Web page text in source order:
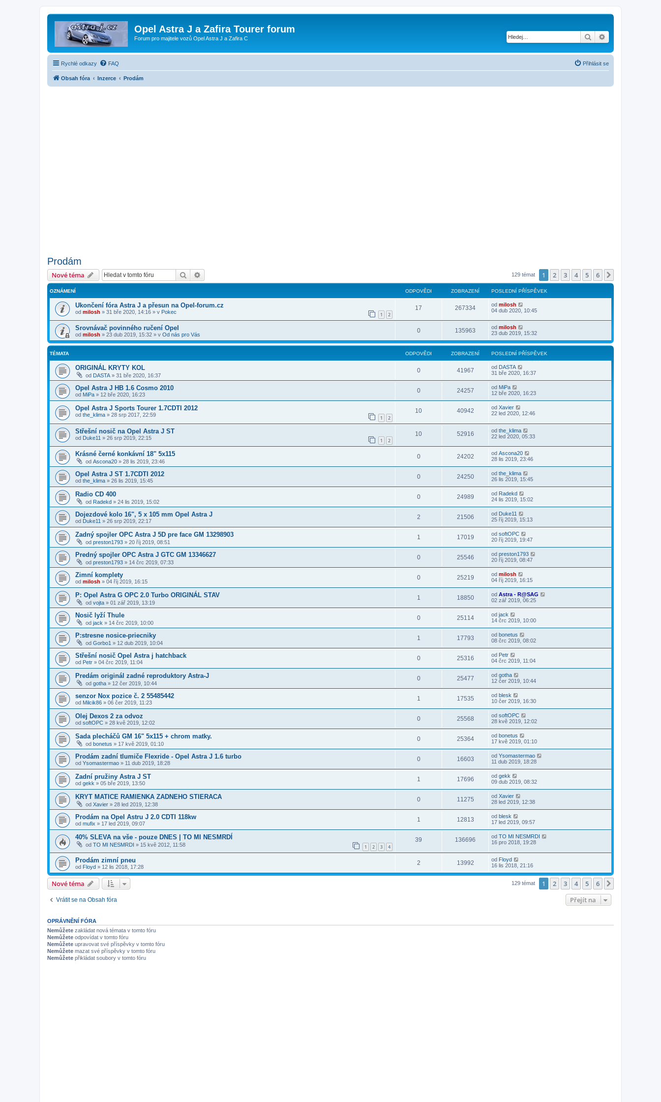
Opel Astra J a Zafira Tourer forum
Forum pro majitele vozů Opel Astra J a Zafira C Hledat
Rychlé odkazy FAQ Přihlásit se
Obsah fóra Inzerce Prodám
Prodám
Nové téma Hledat 129 témat 1 2 3 4 5 6
OZNÁMENÍ ODPOVĚDI ZOBRAZENÍ POSLEDNÍ PŘÍSPĚVEK
Ukončení fóra Astra J a přesun na Opel-forum.cz
od milosh » 31 bře 2020, 14:16 » v Pokec 1 2
17 267334 od milosh
04 dub 2020, 10:45
Srovnávač povinného ručení Opel
od milosh » 23 dub 2019, 15:32 » v Od nás pro Vás
0 135963 od milosh
23 dub 2019, 15:32
TÉMATA ODPOVĚDI ZOBRAZENÍ POSLEDNÍ PŘÍSPĚVEK
ORIGINÁL KRYTY KOL
od DASTA » 31 bře 2020, 16:37
0 41967 od DASTA
31 bře 2020, 16:37
Opel Astra J HB 1.6 Cosmo 2010
od MiPa » 12 bře 2020, 16:23
0 24257 od MiPa
12 bře 2020, 16:23
Opel Astra J Sports Tourer 1.7CDTI 2012
od the_klima » 28 srp 2017, 22:59 1 2
10 40942 od Xavier
22 led 2020, 12:46
Střešní nosič na Opel Astra J ST
od Duke11 » 26 srp 2019, 22:15 1 2
10 52916 od the_klima
22 led 2020, 05:33
Krásné černé konkávní 18" 5x115
od Ascona20 » 28 lis 2019, 23:46
0 24202 od Ascona20
28 lis 2019, 23:46
Opel Astra J ST 1.7CDTI 2012
od the_klima » 26 lis 2019, 15:45
0 24250 od the_klima
26 lis 2019, 15:45
Radio CD 400
od Radekd » 24 lis 2019, 15:02
0 24989 od Radekd
24 lis 2019, 15:02
Dojezdové kolo 16", 5 x 105 mm Opel Astra J
od Duke11 » 26 srp 2019, 22:17
2 21506 od Duke11
25 říj 2019, 15:13
Zadný spojler OPC Astra J 5D pre face GM 13298903
od preston1793 » 20 říj 2019, 08:51
1 17019 od softOPC
20 říj 2019, 19:47
Predný spojler OPC Astra J GTC GM 13346627
od preston1793 » 14 črc 2019, 07:33
0 25546 od preston1793
20 říj 2019, 08:47
Zimní komplety
od milosh » 04 říj 2019, 16:15
0 25219 od milosh
04 říj 2019, 16:15
P: Opel Astra G OPC 2.0 Turbo ORIGINÁL STAV
od vojta » 01 zář 2019, 13:19
1 18850 od Astra - R@SAG
02 zář 2019, 06:25
Nosič lyží Thule
od jack » 14 črc 2019, 10:00
0 25114 od jack
14 črc 2019, 10:00
P:stresne nosice-priecniky
od Gorbo1 » 12 dub 2019, 10:04
1 17793 od bonetus
08 črc 2019, 08:02
Střešní nosič Opel Astra j hatchback
od Petr » 04 črc 2019, 11:04
0 25316 od Petr
04 črc 2019, 11:04
Predám originál zadné reproduktory Astra-J
od gotha » 12 čer 2019, 10:44
0 25477 od gotha
12 čer 2019, 10:44
senzor Nox pozice č. 2 55485442
od Milcik86 » 06 čer 2019, 11:23
1 17535 od blesk
10 čer 2019, 16:30
Olej Dexos 2 za odvoz
od softOPC » 28 kvě 2019, 12:02
0 25568 od softOPC
28 kvě 2019, 12:02
Sada plecháčů GM 16" 5x115 + chrom matky.
od bonetus » 17 kvě 2019, 01:10
0 25364 od bonetus
17 kvě 2019, 01:10
Prodám zadní tlumiče Flexride - Opel Astra J 1.6 turbo
od Ysomastermao » 11 dub 2019, 18:28
0 16603 od Ysomastermao
11 dub 2019, 18:28
Zadní pružiny Astra J ST
od gekk » 05 bře 2019, 13:50
1 17696 od gekk
09 dub 2019, 08:32
KRYT MATICE RAMIENKA ZADNEHO STIERACA
od Xavier » 28 led 2019, 12:38
0 11275 od Xavier
28 led 2019, 12:38
Prodám na Opel Astru J 2.0 CDTI 118kw
od mufix » 17 led 2019, 09:07
1 12813 od blesk
17 led 2019, 09:57
40% SLEVA na vše - pouze DNES | TO MI NESMRDÍ
od TO MI NESMRDI » 15 kvě 2012, 11:58 1 2 3 4
39 136696 od TO MI NESMRDI
16 pro 2018, 19:28
Prodám zimní pneu
od Floyd » 12 lis 2018, 17:28
2 13992 od Floyd
16 lis 2018, 21:16
Nové téma 129 témat 1 2 3 4 5 6
Vrátit se na Obsah fóra Přejít na
OPRÁVNĚNÍ FÓRA
Nemůžete zakládat nová témata v tomto fóru
Nemůžete odpovídat v tomto fóru
Nemůžete upravovat své příspěvky v tomto fóru
Nemůžete mazat své příspěvky v tomto fóru
Nemůžete přikládat soubory v tomto fóru